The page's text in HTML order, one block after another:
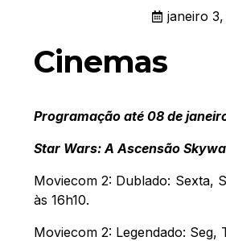
janeiro
Cinemas
Programação até 08 de
Star Wars: A Ascensão
Moviecom 2: Dublado: Sexta,
às 16h10.
Moviecom 2: Legendado: Seg,